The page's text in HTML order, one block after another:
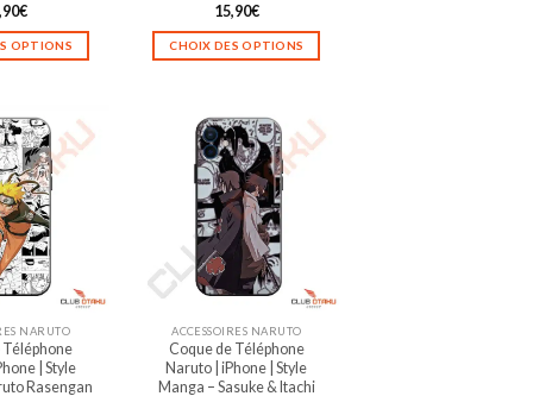
5.00
€
OPTIONS
a
plusieurs
variations.
Les
options
peuvent
être
choisies
la
page
du
Note5.00
sur 5
15,90€
CHOIX DES OPTIONS
a
plusieurs
variations.
Les
options
peuvent
être
choisies
la
page
du
NARUTO
Téléphone
| Style
Rasengan
ACCESSOIRES NARUTO
Coque de Téléphone
Naruto | iPhone | Style
Manga – Sasuke & Itachi